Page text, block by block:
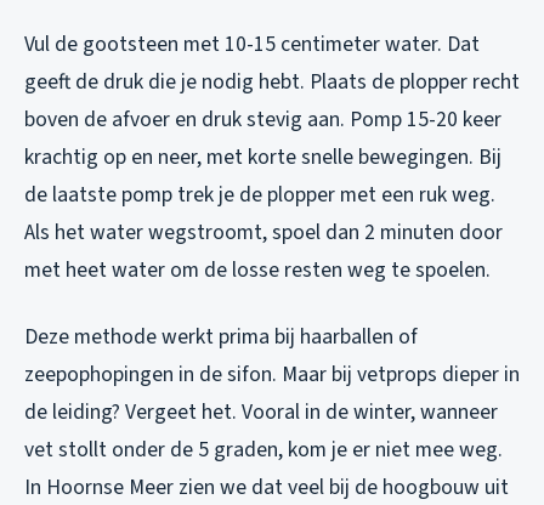
Vul de gootsteen met 10-15 centimeter water. Dat
geeft de druk die je nodig hebt. Plaats de plopper recht
boven de afvoer en druk stevig aan. Pomp 15-20 keer
krachtig op en neer, met korte snelle bewegingen. Bij
de laatste pomp trek je de plopper met een ruk weg.
Als het water wegstroomt, spoel dan 2 minuten door
met heet water om de losse resten weg te spoelen.
Deze methode werkt prima bij haarballen of
zeepophopingen in de sifon. Maar bij vetprops dieper in
de leiding? Vergeet het. Vooral in de winter, wanneer
vet stollt onder de 5 graden, kom je er niet mee weg.
In Hoornse Meer zien we dat veel bij de hoogbouw uit